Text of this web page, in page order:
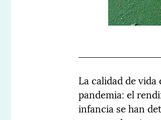
La calidad de
pandemia: el
infancia se han